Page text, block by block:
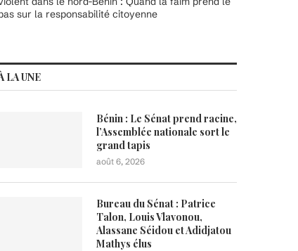
sur la responsabilité citoyenne
LA UNE
Bénin : Le Sénat prend racine,
l’Assemblée nationale sort le
grand tapis
août 6, 2026
Bureau du Sénat : Patrice
Talon, Louis Vlavonou,
Alassane Séidou et Adidjatou
Mathys élus